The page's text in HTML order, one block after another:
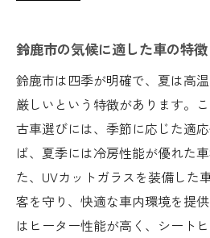
鈴鹿市の気候に適した車の特徴
鈴鹿市は四季が明確で、夏は高
厳しいという特徴があります。
古車選びには、季節に応じた適
ば、夏季には冷房性能が優れた
た、UVカットガラスを装備した
客を守り、快適な車内環境を提
はヒーター性能が高く、シート